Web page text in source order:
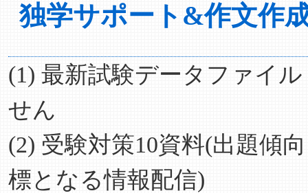
独学サポート&作文作
(1) 最新試験データファイ
せん
(2) 受験対策10資料(出題傾
標となる情報配信)